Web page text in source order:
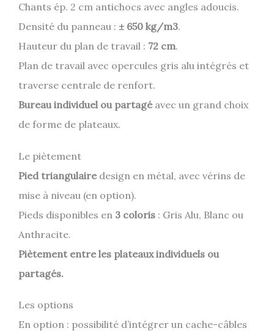
Chants ép. 2 cm antichocs avec angles adoucis.
Densité du panneau : ± 650 kg/m3.
Hauteur du plan de travail : 72 cm.
Plan de travail avec opercules gris alu intégrés et
traverse centrale de renfort.
Bureau individuel ou partagéavec un grand choix
de forme de plateaux.
Le piètement
Pied triangulairedesign en métal, avec vérins de
mise à niveau (en option).
Pieds disponibles en 3 coloris : Gris Alu, Blanc ou
Anthracite.
Piètement entre les plateaux individuels ou
partagés.
Les options
En option : possibilité d’intégrer un cache-câbles